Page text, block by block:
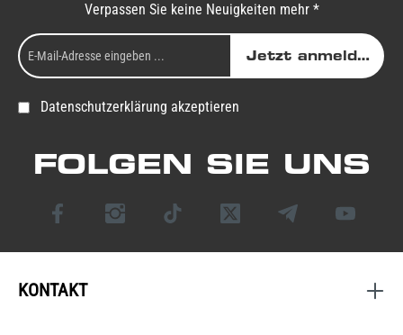
Verpassen Sie keine Neuigkeiten mehr *
Jetzt anmelden
Datenschutzerklärung akzeptieren
FOLGEN SIE UNS
KONTAKT